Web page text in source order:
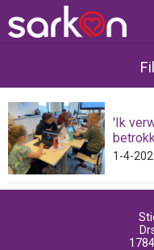
Home Bellen
'Ik
1-4-